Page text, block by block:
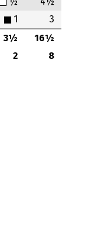
3½
16½
2 8
½
4½
1 3